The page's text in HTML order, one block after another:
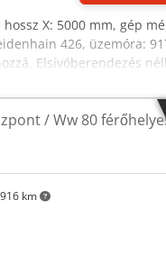
X: 5000 mm, gép
426, üzemóra:
Elsívóberendezés
Cjdpfeywln Ijx Abyjha
km
/ Ww 80